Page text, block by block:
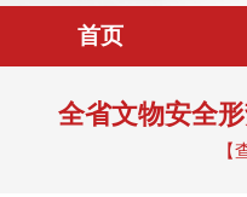
首页
全省文物安全
【